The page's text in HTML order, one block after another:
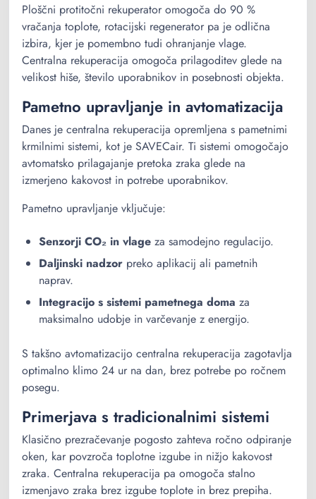
Ploščni protitočni rekuperator omogoča do 90 %
vračanja toplote, rotacijski regenerator pa je odlična
izbira, kjer je pomembno tudi ohranjanje vlage.
Centralna rekuperacija omogoča prilagoditev glede na
velikost hiše, število uporabnikov in posebnosti objekta.
Pametno upravljanje in avtomatizacija
Danes je centralna rekuperacija opremljena s pametnimi
krmilnimi sistemi, kot je SAVECair. Ti sistemi omogočajo
avtomatsko prilagajanje pretoka zraka glede na
izmerjeno kakovost in potrebe uporabnikov.
Pametno upravljanje vključuje:
Senzorji CO₂ in vlage za samodejno regulacijo.
Daljinski nadzor preko aplikacij ali pametnih
naprav.
Integracijo s sistemi pametnega doma za
maksimalno udobje in varčevanje z energijo.
S takšno avtomatizacijo centralna rekuperacija zagotavlja
optimalno klimo 24 ur na dan, brez potrebe po ročnem
posegu.
Primerjava s tradicionalnimi sistemi
Klasično prezračevanje pogosto zahteva ročno odpiranje
oken, kar povzroča toplotne izgube in nižjo kakovost
zraka. Centralna rekuperacija pa omogoča stalno
izmenjavo zraka brez izgube toplote in brez prepiha.